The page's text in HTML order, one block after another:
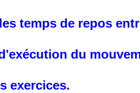
temps de repos
du
exercices.